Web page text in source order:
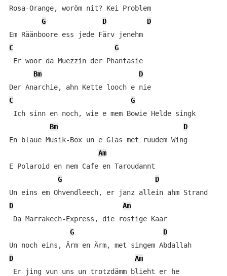
Rosa-Orange, woröm nit? Kei Problem
G
D
D
Em Räänboore ess jede Färv jenehm
C
G
Er woor dä Muezzin der Phantasie
Bm
D
Der Anarchie, ahn Kette looch e nie
C
G
Ich sinn en noch, wie e mem Bowie Helde singk
Bm
D
En blaue Musik-Box un e Glas met ruudem Wing
Am
E Polaroid en nem Cafe en Taroudannt
G
D
D
Am
Dä Marrakech-Express, die rostige Kaar
G
D
Un noch eins, Ärm en Ärm, met singem Abdallah
D
Am
Er jing vun uns un trotzdämm blieht er he